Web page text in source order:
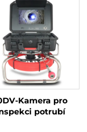
Kamera pro
potrubí